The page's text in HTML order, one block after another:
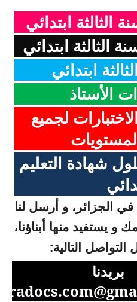
الثالثة ابتدائي
الثالثة ابتدائي
ابتدائي
الأستاذ
لجميع
شهادة التعليم
الجزائر، و أرسل لنا
و يستفيد منها أبناؤنا،
التالية:
بريدنا